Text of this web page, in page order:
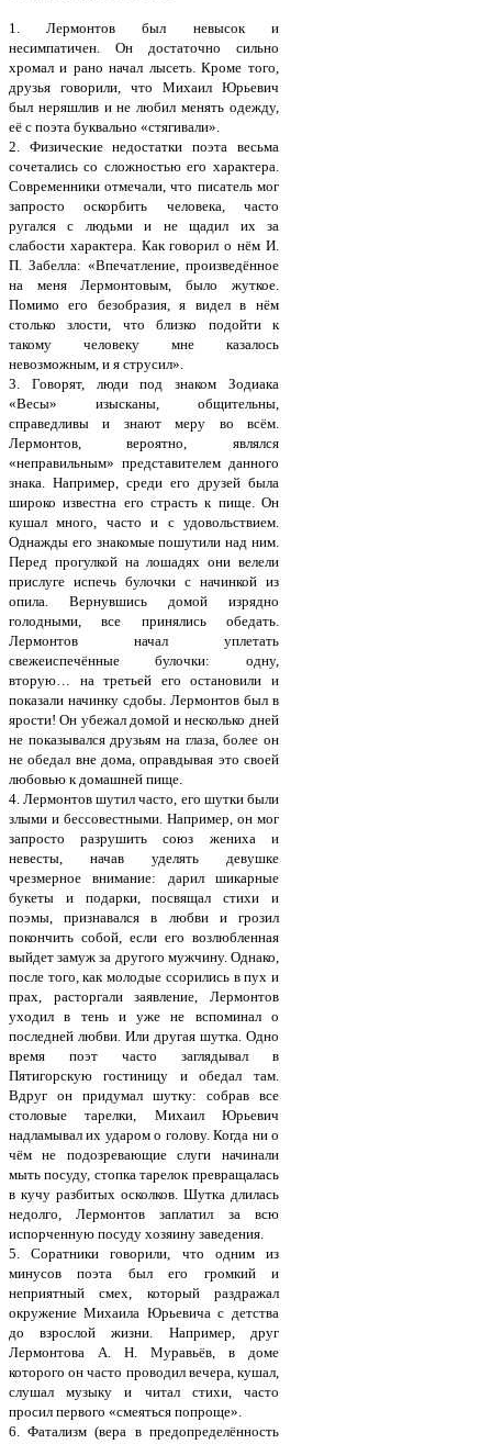
1. Лермонтов был невысок и
несимпатичен. Он достаточно сильно
хромал и рано начал лысеть. Кроме того,
друзья говорили, что Михаил Юрьевич
был неряшлив и не любил менять одежду,
её с поэта буквально «стягивали».
2. Физические недостатки поэта весьма
сочетались со сложностью его характера.
Современники отмечали, что писатель мог
запросто оскорбить человека, часто
ругался с людьми и не щадил их за
слабости характера. Как говорил о нём И.
П. Забелла: «Впечатление, произведённое
на меня Лермoнтовым, было жуткое.
Помимо его безобразия, я видел в нём
столько злости, что близко подойти к
такому человеку мне казалось
невозможным, и я струсил».
3. Говорят, люди под знаком Зодиака
«Весы» изысканы, общительны,
справедливы и знают меру во всём.
Лермонтов, вероятно, являлся
«неправильным» представителем данного
знака. Например, среди его друзей была
широко известна его страсть к пище. Он
кушал много, часто и с удовольствием.
Однажды его знакомые пошутили над ним.
Перед прогулкой на лошадях они велели
прислуге испечь булочки с начинкой из
опила. Вернувшись домой изрядно
голодными, все принялись обедать.
Лермонтов начал уплетать
свежеиспечённые булочки: одну,
вторую… на третьей его остановили и
показали начинку сдобы. Лермонтов был в
ярости! Он убежал домой и несколько дней
не показывался друзьям на глаза, более он
не обедал вне дома, оправдывая это своей
любовью к домашней пище.
4. Лермонтов шутил часто, его шутки были
злыми и бессовестными. Например, он мог
запросто разрушить союз жениха и
невесты, начав уделять девушке
чрезмерное внимание: дарил шикарные
букеты и подарки, посвящал стихи и
поэмы, признавался в любви и грозил
покончить собой, если его возлюбленная
выйдет замуж за другого мужчину. Однако,
после того, как молодые ссорились в пух и
прах, расторгали заявление, Лермонтов
уходил в тень и уже не вспоминал о
последней любви. Или другая шутка. Одно
время поэт часто заглядывал в
Пятигорскую гостиницу и обедал там.
Вдруг он придумал шутку: собрав все
столовые тарелки, Михаил Юрьевич
надламывал их ударом о голову. Когда ни о
чём не подозревающие слуги начинали
мыть посуду, стопка тарелок превращалась
в кучу разбитых осколков. Шутка длилась
недолго, Лермонтов заплатил за всю
испорченную посуду хозяину заведения.
5. Соратники говорили, что одним из
минусов поэта был его громкий и
неприятный смех, который раздражал
окружение Михаила Юрьевича с детства
до взрослой жизни. Например, друг
Лермонтова А. Н. Муравьёв, в доме
которого он часто проводил вечера, кушал,
слушал музыку и читал стихи, часто
просил первого «смеяться попроще».
6. Фатализм (вера в предопределённость